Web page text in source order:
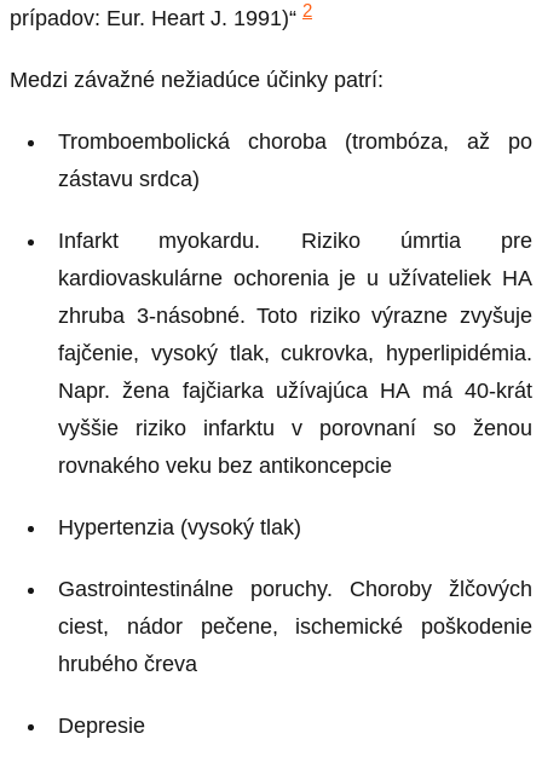
prípadov: Eur. Heart J. 1991)“ 2
Medzi závažné nežiadúce účinky patrí:
Tromboembolická choroba (trombóza, až po
zástavu srdca)
Infarkt myokardu. Riziko úmrtia pre
kardiovaskulárne ochorenia je u užívateliek HA
zhruba 3-násobné. Toto riziko výrazne zvyšuje
fajčenie, vysoký tlak, cukrovka, hyperlipidémia.
Napr. žena fajčiarka užívajúca HA má 40-krát
vyššie riziko infarktu v porovnaní so ženou
rovnakého veku bez antikoncepcie
Hypertenzia (vysoký tlak)
Gastrointestinálne poruchy. Choroby žlčových
ciest, nádor pečene, ischemické poškodenie
hrubého čreva
Depresie